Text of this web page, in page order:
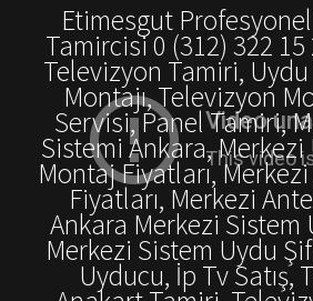
Etimesgut
Tamircisi 0 (312) 322
Televizyon Tamiri,
Montajı, Televizyon
Servisi, Panel Tamiri,
Sistemi Ankara,
Montaj Fiyatları,
Fiyatları, Merkezi
Ankara Merkezi Sistem
Merkezi Sistem Uydu
Uyducu, İp Tv Satış,